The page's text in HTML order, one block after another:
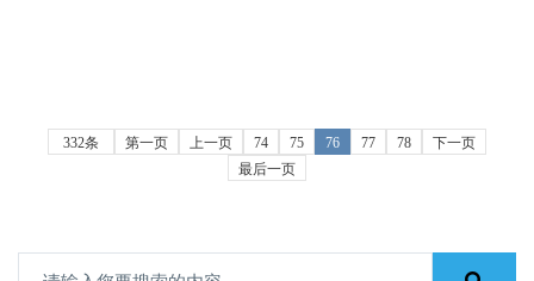
332条 第一页 上一页 74 75 76 77 78
下一页
最后一页